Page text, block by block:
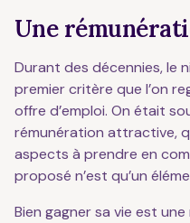
Une
Durant des décennies, le
premier critère que l’on
offre d’emploi. On était
rémunération attractive,
aspects à prendre en
proposé n’est qu’un
Bien gagner sa vie est